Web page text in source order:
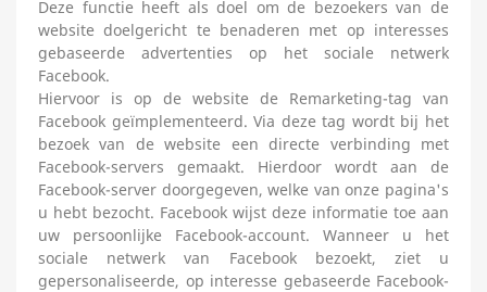
Deze functie heeft als doel om de bezoekers van de
website doelgericht te benaderen met op interesses
gebaseerde advertenties op het sociale netwerk
Facebook.
Hiervoor is op de website de Remarketing-tag van
Facebook geïmplementeerd. Via deze tag wordt bij het
bezoek van de website een directe verbinding met
Facebook-servers gemaakt. Hierdoor wordt aan de
Facebook-server doorgegeven, welke van onze pagina's
u hebt bezocht. Facebook wijst deze informatie toe aan
uw persoonlijke Facebook-account. Wanneer u het
sociale netwerk van Facebook bezoekt, ziet u
gepersonaliseerde, op interesse gebaseerde Facebook-